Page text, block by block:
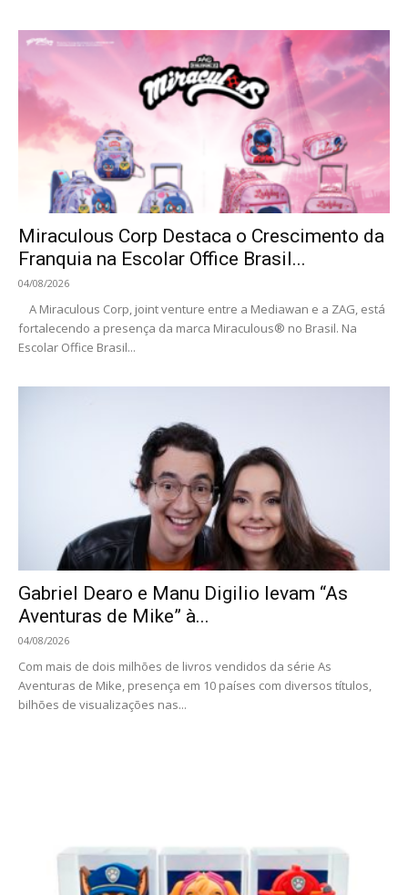
Miraculous Corp Destaca o Crescimento da
Franquia na Escolar Office Brasil...
04/08/2026
A Miraculous Corp, joint venture entre a Mediawan e a ZAG, está
fortalecendo a presença da marca Miraculous® no Brasil. Na
Escolar Office Brasil...
Gabriel Dearo e Manu Digilio levam “As
Aventuras de Mike” à...
04/08/2026
Com mais de dois milhões de livros vendidos da série As
Aventuras de Mike, presença em 10 países com diversos títulos,
bilhões de visualizações nas...